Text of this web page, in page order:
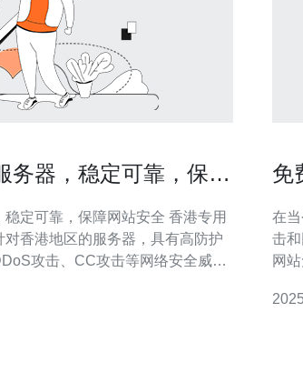
务器，稳定可靠，保障
靠，保障网站安全 香港专用
香港地区的服务器，具有高防护
攻击、CC攻击等网络安全威
备高性能处理器、大容量内存和
免
在
击
网
网站提供无